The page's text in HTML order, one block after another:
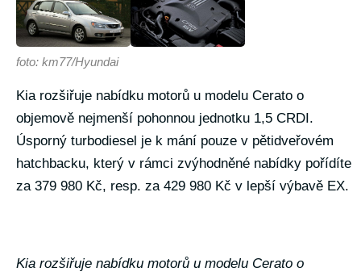
foto: km77/Hyundai
Kia rozšiřuje nabídku motorů u modelu Cerato o
objemově nejmenší pohonnou jednotku 1,5 CRDI.
Úsporný turbodiesel je k mání pouze v pětidveřovém
hatchbacku, který v rámci zvýhodněné nabídky pořídíte
za 379 980 Kč, resp. za 429 980 Kč v lepší výbavě EX.
Kia rozšiřuje nabídku motorů u modelu Cerato o